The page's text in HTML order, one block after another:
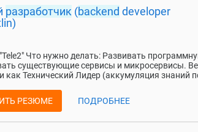
разработчик (backend developer
Что нужно делать: Развивать
существующие сервисы и микросервисы.
как Технический Лидер (аккумуляция знаний
РЕЗЮМЕ ПОДРОБНЕЕ